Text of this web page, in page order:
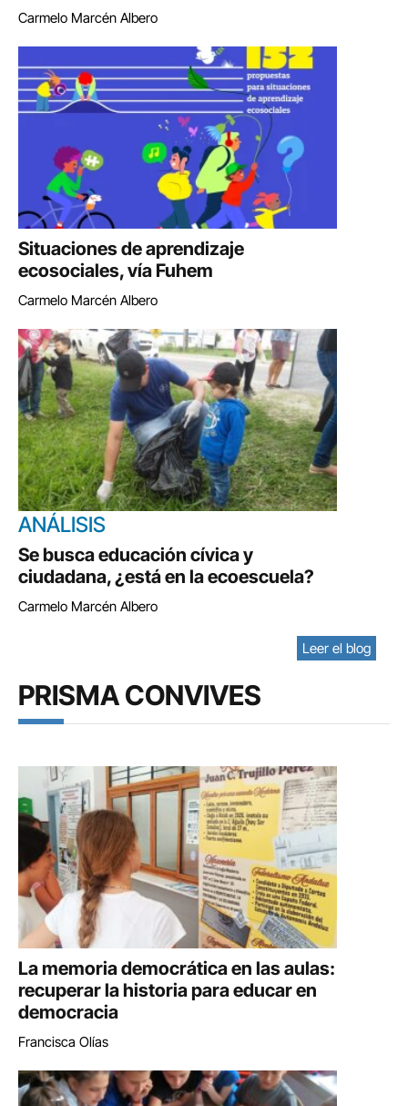
Carmelo Marcén Albero
Situaciones de aprendizaje
ecosociales, vía Fuhem
Carmelo Marcén Albero
ANÁLISIS
Se busca educación cívica y
ciudadana, ¿está en la ecoescuela?
Carmelo Marcén Albero
Leer el blog
PRISMA CONVIVES
La memoria democrática en las aulas:
recuperar la historia para educar en
democracia
Francisca Olías